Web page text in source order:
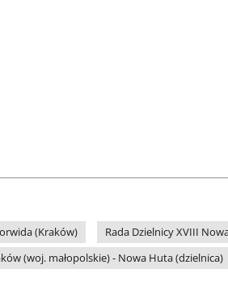
(Kraków)
Rada Dzielnicy XVIII
(woj. małopolskie) - Nowa Huta (dzielnica)